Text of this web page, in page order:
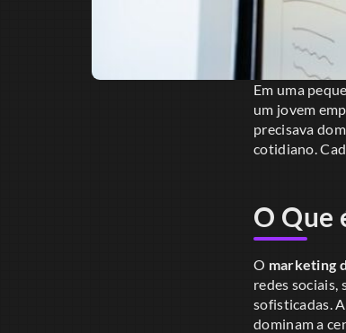
Em uma
um jovem
precisava
cotidiano.
O Que
O marketing
redes sociais,
sofisticadas.
dominam a